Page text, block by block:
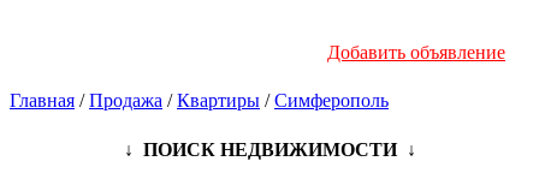
Добавить объявление
Главная /Продажа /Квартиры /Симферополь
↓ ПОИСК НЕДВИЖИМОСТИ ↓